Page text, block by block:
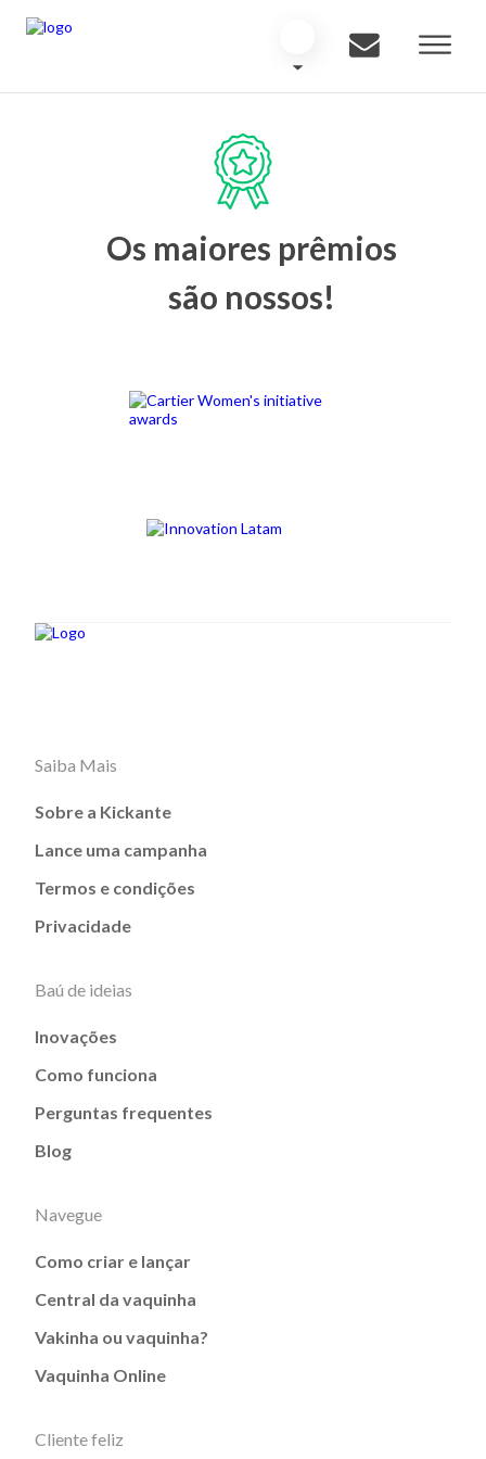
Os maiores prêmios
são nossos!
Saiba Mais
Sobre a Kickante
Lance uma campanha
Termos e condições
Privacidade
Baú de ideias
Inovações
Como funciona
Perguntas frequentes
Blog
Navegue
Como criar e lançar
Central da vaquinha
Vakinha ou vaquinha?
Vaquinha Online
Cliente feliz